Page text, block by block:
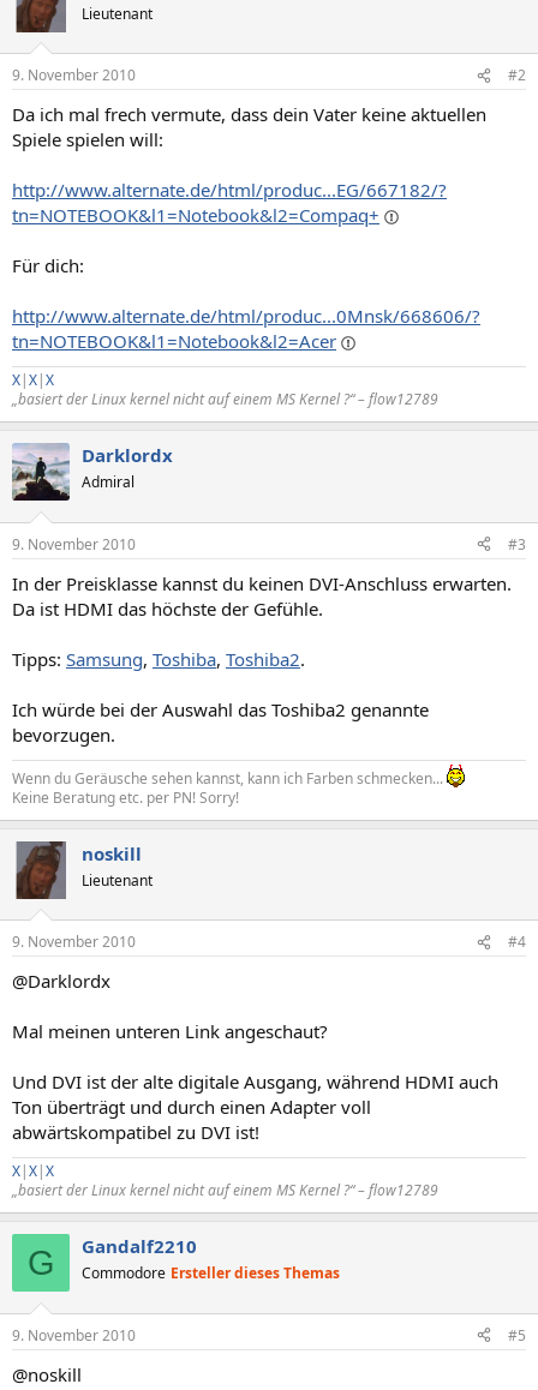
Lieutenant
9. November 2010 #2
Da ich mal frech vermute, dass dein Vater keine aktuellen
Spiele spielen will:
http://www.alternate.de/html/produc...EG/667182/?
tn=NOTEBOOK&l1=Notebook&l2=Compaq+
Für dich:
http://www.alternate.de/html/produc...0Mnsk/668606/?
tn=NOTEBOOK&l1=Notebook&l2=Acer
X|X|X
„basiert der Linux kernel nicht auf einem MS Kernel ?“ – flow12789
Darklordx
Admiral
9. November 2010 #3
In der Preisklasse kannst du keinen DVI-Anschluss erwarten.
Da ist HDMI das höchste der Gefühle.
Tipps: Samsung, Toshiba, Toshiba2.
Ich würde bei der Auswahl das Toshiba2 genannte
bevorzugen.
Wenn du Geräusche sehen kannst, kann ich Farben schmecken...
Keine Beratung etc. per PN! Sorry!
noskill
Lieutenant
9. November 2010 #4
@Darklordx
Mal meinen unteren Link angeschaut?
Und DVI ist der alte digitale Ausgang, während HDMI auch
Ton überträgt und durch einen Adapter voll
abwärtskompatibel zu DVI ist!
X|X|X
„basiert der Linux kernel nicht auf einem MS Kernel ?“ – flow12789
G Gandalf2210
Commodore Ersteller dieses Themas
9. November 2010 #5
@noskill